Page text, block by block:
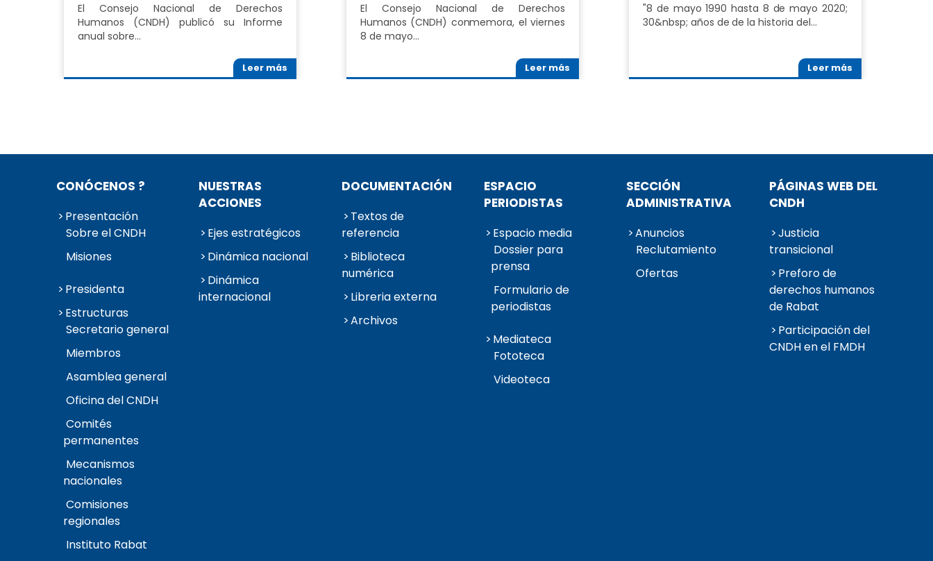
El Consejo Nacional de Derechos
Humanos (CNDH) publicó su Informe
anual sobre…
Leer más
El Consejo Nacional de Derechos
Humanos (CNDH) conmemora, el viernes
8 de mayo…
Leer más
"8 de mayo 1990 hasta 8 de mayo 2020;
30&nbsp; años de de la historia del…
Leer más
CONÓCENOS ?
Presentación
Sobre el CNDH
Misiones
Presidenta
Estructuras
Secretario general
Miembros
Asamblea general
Oficina del CNDH
Comités
permanentes
Mecanismos
nacionales
Comisiones
regionales
Instituto Rabat
NUESTRAS
ACCIONES
Ejes estratégicos
Dinámica nacional
Dinámica
internacional
DOCUMENTACIÓN
Textos de
referencia
Biblioteca
numérica
Libreria externa
Archivos
ESPACIO
PERIODISTAS
Espacio media
Dossier para
prensa
Formulario de
periodistas
Mediateca
Fototeca
Videoteca
SECCIÓN
ADMINISTRATIVA
Anuncios
Reclutamiento
Ofertas
PÁGINAS WEB DEL
CNDH
Justicia
transicional
Preforo de
derechos humanos
de Rabat
Participación del
CNDH en el FMDH